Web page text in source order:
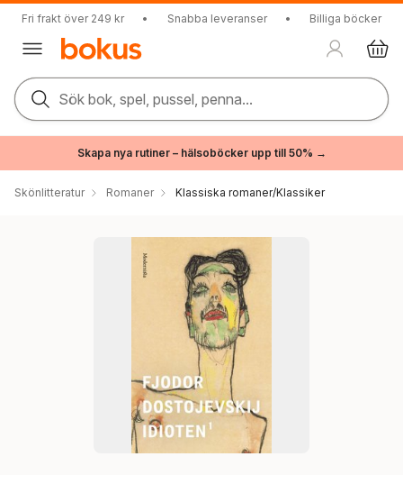
Fri frakt över 249 kr • Snabba leveranser • Billiga böcker
Sök bok, spel, pussel, penna...
Skapa nya rutiner – hälsoböcker upp till 50% →
Skönlitteratur Romaner Klassiska romaner/Klassiker